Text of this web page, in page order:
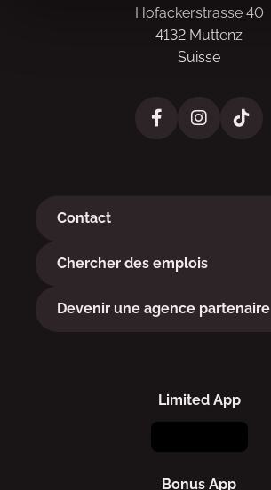
Hofackerstrasse 40
4132 Muttenz
Suisse
Contact
Chercher des emplois
Devenir une agence partenaire
Limited App
Bonus App